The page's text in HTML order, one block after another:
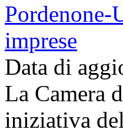
imprese
Data di
La Camera
iniziativa